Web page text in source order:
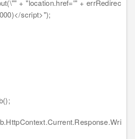
+ "location.href='" + errRedirec
script>");